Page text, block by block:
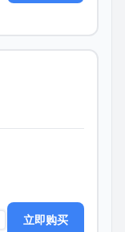
立即购买